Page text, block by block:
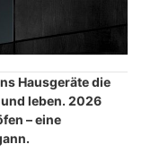
Hausgeräte die
leben. 2026
– eine